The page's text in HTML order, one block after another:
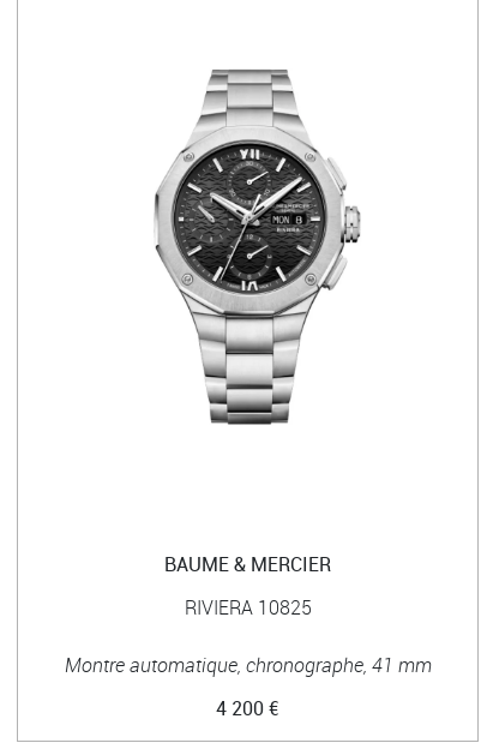
BAUME & MERCIER
RIVIERA 10825
Montre automatique, chronographe, 41 mm
4 200 €